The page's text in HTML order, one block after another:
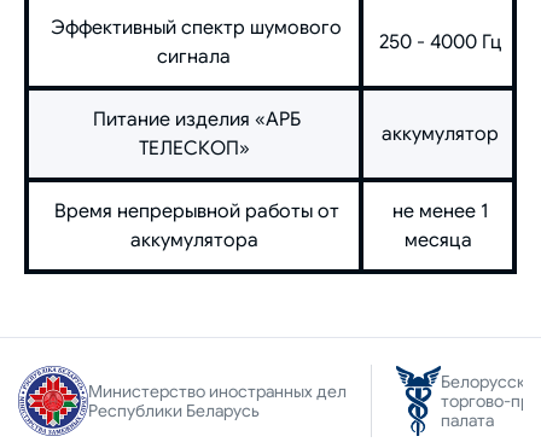
Эффективный спектр шумового
сигнала
250 - 4000 Гц
Питание изделия «АРБ
ТЕЛЕСКОП»
аккумулятор
Время непрерывной работы от
аккумулятора
не менее 1
месяца
Министерство иностранных дел
Республики Беларусь
Белорусская
торгово-
палата